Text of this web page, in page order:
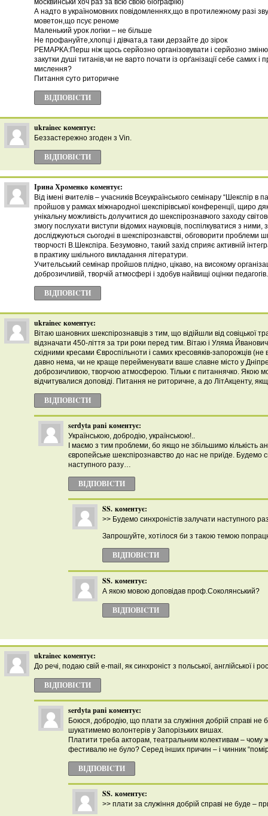
москвинськи хоч раз за всю свою біографію)
А надто в україномовних повідомленнях,що в протилежному разі
моветон,що псує реноме
Маленький урок логіки – не більше
Не профануйте,хлопці і дівчата,а таки дерзайте до зірок
РЕМАРКА:Перш ніж щось серйозно організовувати і серйозно
закутки душі титанів,чи не варто почати із орґанізації себе самих і
мислення?
Питання суто риторичне
ВІДПОВІCТИ
ukrainec коментує:
Беззастережно згоден з Vin.
ВІДПОВІCТИ
Ірина Хроменко коментує:
Від імені вчителів – учасників Всеукраїнського семінару “Шекспір в
пройшов у рамках міжнародної шекспірівської конференції, щиро
унікальну можливість долучитися до шекспірознавчого заходу
змогу послухати виступи відомих науковців, поспілкуватися з ними,
досліджуються сьогодні в шекспірознавстві, обговорити проблеми
творчості В.Шекспіра. Безумовно, такий захід сприяє активній
в практику шкільного викладання літератури.
Учительський семінар пройшов плідно, цікаво, на високому
доброзичливій, творчій атмосфері і здобув найвищі оцінки педагогів.
ВІДПОВІCТИ
ukrainec коментує:
Вітаю шановних шекспірознавців з тим, що відійшли від совіцької
відзначати 450-ліття за три роки перед тим. Вітаю і Уляма
східними кресами Євроспільноти і самих кресовяків-запорожців
давно нема, чи не краще перейменувати ваше славне місто у
доброзичливою, творчою атмосферою. Тільки є питаннячко. Якою
відчитувалися доповіді. Питання не риторичне, а до ЛітАкценту,
ВІДПОВІCТИ
serdyta pani коментує:
Українською, добродію, українською!..
І маємо з тим проблеми, бо якщо не збільшимо кількість
європейське шекспірознавство до нас не приїде. Будемо
наступного разу…
ВІДПОВІCТИ
SS. коментує:
>> Будемо синхроністів залучати наступного
Запрошуйте, хотілося би з такою темою
ВІДПОВІCТИ
SS. коментує:
А якою мовою доповідав проф.Соколянський?
ВІДПОВІCТИ
ukrainec коментує:
До речі, подаю свій e-mail, як синхроніст з польської, англійської і
ВІДПОВІCТИ
serdyta pani коментує:
Боюся, добродію, що плати за служіння добрій справі не
шукатимемо волонтерів у Запорізьких вишах.
Платити треба акторам, театральним колективам – чому
фестивалю не було? Серед інших причин – і чинник
ВІДПОВІCТИ
SS. коментує:
>> плати за служіння добрій справі не буде –